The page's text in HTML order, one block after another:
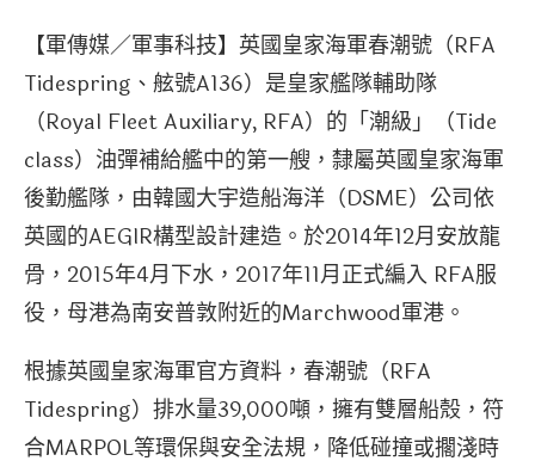
【軍傳媒／軍事科技】英國皇家海軍春潮號（RFA
Tidespring、舷號A136）是皇家艦隊輔助隊
（Royal Fleet Auxiliary, RFA）的「潮級」（Tide
class）油彈補給艦中的第一艘，隸屬英國皇家海軍
後勤艦隊，由韓國大宇造船海洋（DSME）公司依
英國的AEGIR構型設計建造。於2014年12月安放龍
骨，2015年4月下水，2017年11月正式編入 RFA服
役，母港為南安普敦附近的Marchwood軍港。
根據英國皇家海軍官方資料，春潮號（RFA
Tidespring）排水量39,000噸，擁有雙層船殼，符
合MARPOL等環保與安全法規，降低碰撞或擱淺時